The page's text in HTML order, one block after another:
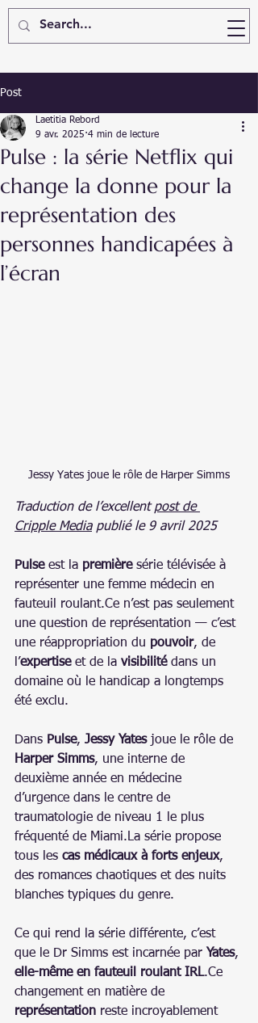
Post
Pulse : la série Netflix qui
change la donne pour la
représentation des
personnes handicapées à
l’écran
Laetitia Rebord
9 avr. 2025 4 min de lecture
Jessy Yates joue le rôle de Harper Simms
Traduction de l’excellent post de
Cripple Media publié le 9 avril 2025
Pulse est la première série télévisée à
représenter une femme médecin en
fauteuil roulant.Ce n’est pas seulement
une question de représentation — c’est
une réappropriation du pouvoir, de
l’expertise et de la visibilité dans un
domaine où le handicap a longtemps
été exclu.
Dans Pulse, Jessy Yates joue le rôle de
Harper Simms, une interne de
deuxième année en médecine
d’urgence dans le centre de
traumatologie de niveau 1 le plus
fréquenté de Miami.La série propose
tous les cas médicaux à forts enjeux,
des romances chaotiques et des nuits
blanches typiques du genre.
Ce qui rend la série différente, c’est
que le Dr Simms est incarnée par Yates,
elle-même en fauteuil roulant IRL.Ce
changement en matière de
représentation reste incroyablement